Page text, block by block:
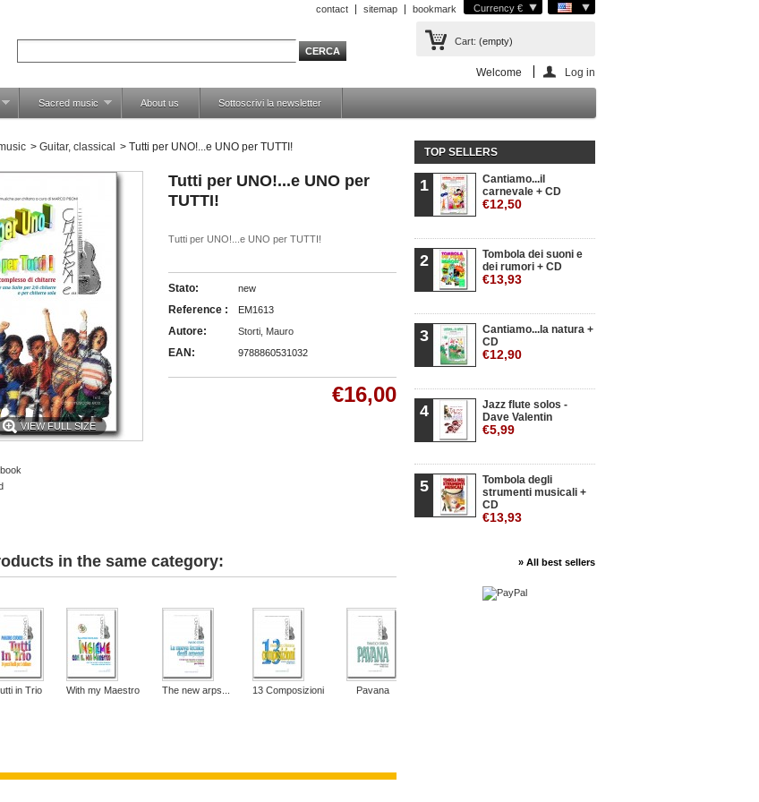
Currency €
contact sitemap bookmark
Cart: (empty)
Welcome Log in
Sacred music About us Sottoscrivi la newsletter
> Guitar, classical > Tutti per UNO!...e UNO per TUTTI!
VIEW FULL SIZE
Tutti per UNO!...e UNO per
TUTTI!
Tutti per UNO!...e UNO per TUTTI!
Stato: new
Reference : EM1613
Autore: Storti, Mauro
EAN: 9788860531032
€16,00
in the same category:
in Trio With my Maestro The new arps... 13 Composizioni Pavana
TOP SELLERS
1
Cantiamo...il
carnevale + CD
€12,50
2
Tombola dei suoni e
dei rumori + CD
€13,93
3
Cantiamo...la natura +
CD
€12,90
4
Jazz flute solos -
Dave Valentin
€5,99
5
Tombola degli
strumenti musicali +
CD
€13,93
» All best sellers